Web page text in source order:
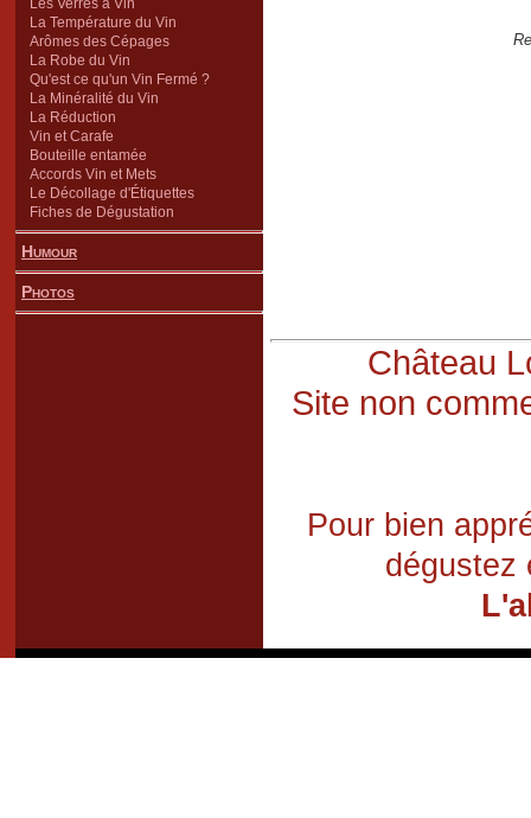
Les Verres à Vin
La Température du Vin
Arômes des Cépages
La Robe du Vin
Qu'est ce qu'un Vin Fermé ?
La Minéralité du Vin
La Réduction
Vin et Carafe
Bouteille entamée
Accords Vin et Mets
Le Décollage d'Étiquettes
Fiches de Dégustation
Humour
Photos
Château
Site non
Pour bien
dégustez